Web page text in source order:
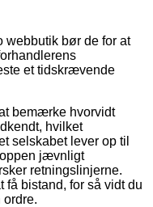
webbutik bør de for at
et tidskrævende
bemærke hvorvidt
hvilket
selskabet lever op til
jævnligt
retningslinjerne.
få bistand, for så vidt du